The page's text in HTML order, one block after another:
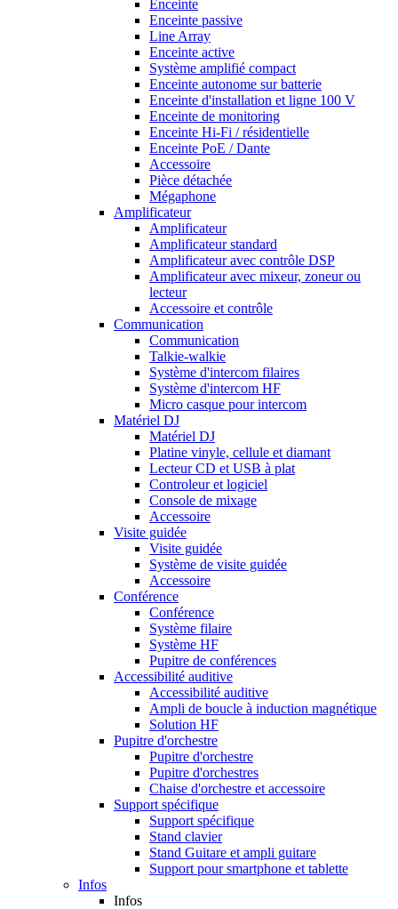
Enceinte
Enceinte passive
Line Array
Enceinte active
Système amplifié compact
Enceinte autonome sur batterie
Enceinte d'installation et ligne 100 V
Enceinte de monitoring
Enceinte Hi-Fi / résidentielle
Enceinte PoE / Dante
Accessoire
Pièce détachée
Mégaphone
Amplificateur
Amplificateur
Amplificateur standard
Amplificateur avec contrôle DSP
Amplificateur avec mixeur, zoneur ou
lecteur
Accessoire et contrôle
Communication
Communication
Talkie-walkie
Système d'intercom filaires
Système d'intercom HF
Micro casque pour intercom
Matériel DJ
Matériel DJ
Platine vinyle, cellule et diamant
Lecteur CD et USB à plat
Controleur et logiciel
Console de mixage
Accessoire
Visite guidée
Visite guidée
Système de visite guidée
Accessoire
Conférence
Conférence
Système filaire
Système HF
Pupitre de conférences
Accessibilité auditive
Accessibilité auditive
Ampli de boucle à induction magnétique
Solution HF
Pupitre d'orchestre
Pupitre d'orchestre
Pupitre d'orchestres
Chaise d'orchestre et accessoire
Support spécifique
Support spécifique
Stand clavier
Stand Guitare et ampli guitare
Support pour smartphone et tablette
Infos
Infos